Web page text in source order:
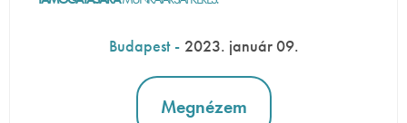
Budapest - 2023. január 09.
Megnézem